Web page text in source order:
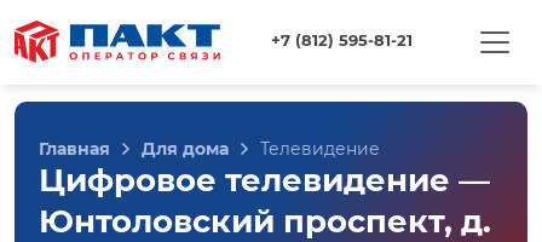
+7 (812) 595-81-21
Главная Для дома Телевидение
Цифровое телевидение —
Юнтоловский проспект, д.